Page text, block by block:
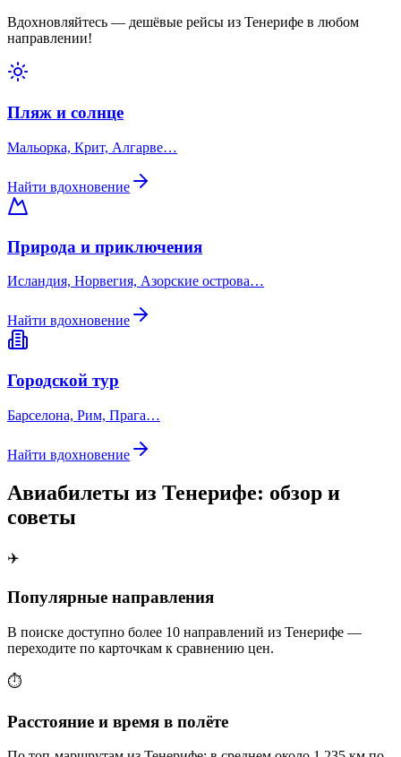
Вдохновляйтесь — дешёвые рейсы из Тенерифе в любом
направлении!
Пляж и солнце
Мальорка, Крит, Алгарве…
Найти вдохновение
Природа и приключения
Исландия, Норвегия, Азорские острова…
Найти вдохновение
Городской тур
Барселона, Рим, Прага…
Найти вдохновение
Авиабилеты из Тенерифе: обзор и
советы
✈️
Популярные направления
В поиске доступно более 10 направлений из Тенерифе —
переходите по карточкам к сравнению цен.
⏱️
Расстояние и время в полёте